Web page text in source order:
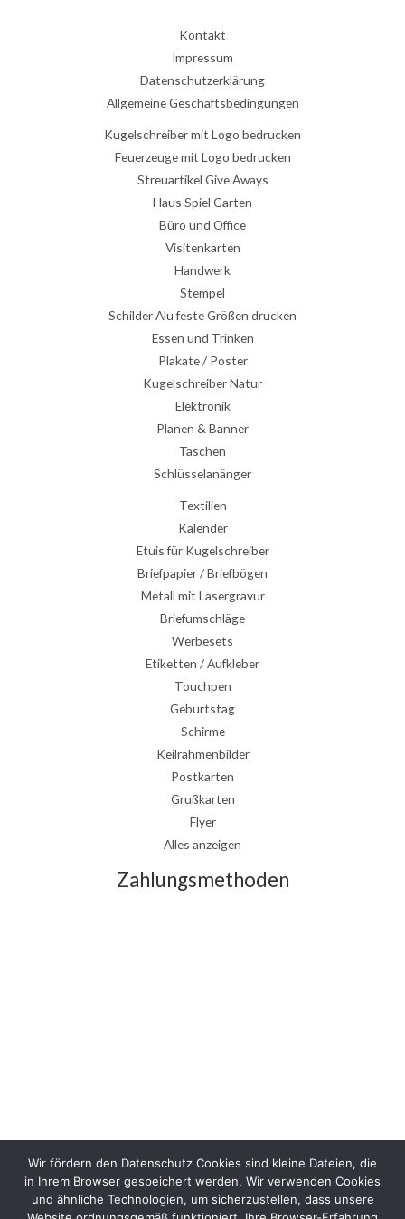
Kontakt
Impressum
Datenschutzerklärung
Allgemeine Geschäftsbedingungen
Kugelschreiber mit Logo bedrucken
Feuerzeuge mit Logo bedrucken
Streuartikel Give Aways
Haus Spiel Garten
Büro und Office
Visitenkarten
Handwerk
Stempel
Schilder Alu feste Größen drucken
Essen und Trinken
Plakate / Poster
Kugelschreiber Natur
Elektronik
Planen & Banner
Taschen
Schlüsselanänger
Textilien
Kalender
Etuis für Kugelschreiber
Briefpapier / Briefbögen
Metall mit Lasergravur
Briefumschläge
Werbesets
Etiketten / Aufkleber
Touchpen
Geburtstag
Schirme
Keilrahmenbilder
Postkarten
Grußkarten
Flyer
Alles anzeigen
Zahlungsmethoden
Wir fördern den Datenschutz Cookies sind kleine Dateien, die
in Ihrem Browser gespeichert werden. Wir verwenden Cookies
und ähnliche Technologien, um sicherzustellen, dass unsere